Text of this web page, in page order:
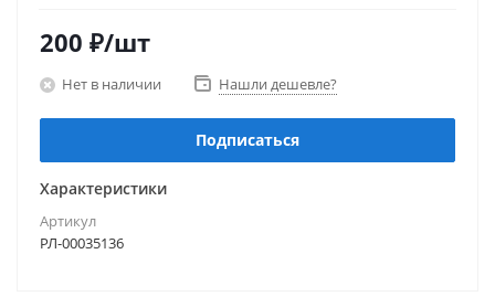
200 ₽/шт
Нет в наличии Нашли дешевле?
Подписаться
Характеристики
Артикул
РЛ-00035136